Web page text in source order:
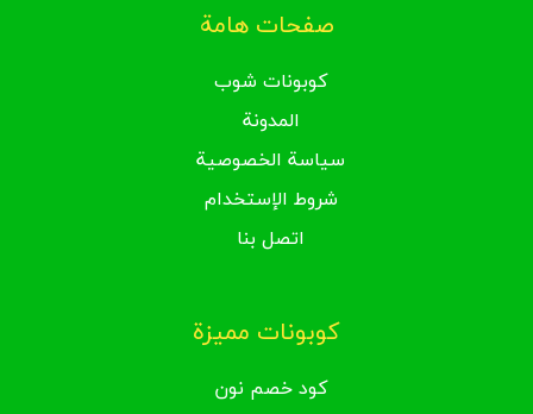
صفحات هامة
كوبونات شوب
المدونة
سياسة الخصوصية
شروط الإستخدام
اتصل بنا
كوبونات مميزة
كود خصم نون